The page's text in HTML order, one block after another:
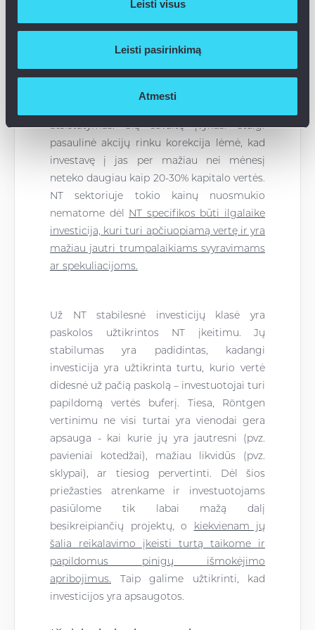
Leisti visus
Leisti pasirinkimą
Atmesti
pirmos, kurios parodo pakitusius
investuotojų lūkesčius. Dažnai smarkūs
svyravimai yra laikino pobūdžio – staigios
atsistatymas. Šią savaitę įvykusi staigi
pasaulinė akcijų rinku korekcija lėmė, kad
investavę į jas per mažiau nei mėnesį
neteko daugiau kaip 20-30% kapitalo vertės.
NT sektoriuje tokio kainų nuosmukio
nematome dėl NT specifikos būti ilgalaike
investicija, kuri turi apčiuopiamą vertę ir yra
mažiau jautri trumpalaikiams svyravimams
ar spekuliacijoms.
Už NT stabilesnė investicijų klasė yra
paskolos užtikrintos NT įkeitimu. Jų
stabilumas yra padidintas, kadangi
investicija yra užtikrinta turtu, kurio vertė
didesnė už pačią paskolą – investuotojai turi
papildomą vertės buferį. Tiesa, Röntgen
vertinimu ne visi turtai yra vienodai gera
apsauga - kai kurie jų yra jautresni (pvz.
pavieniai kotedžai), mažiau likvidūs (pvz.
sklypai), ar tiesiog pervertinti. Dėl šios
priežasties atrenkame ir investuotojams
pasiūlome tik labai mažą dalį
besikreipiančių projektų, o kiekvienam jų
šalia reikalavimo įkeisti turtą taikome ir
papildomus pinigų išmokėjimo
apribojimus. Taip galime užtikrinti, kad
investicijos yra apsaugotos.